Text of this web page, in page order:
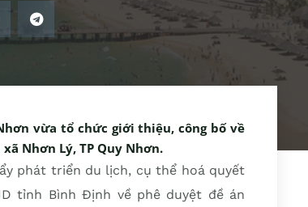
vừa tổ chức giới thiệu, công bố về
Nhơn Lý, TP Quy Nhơn.
phát triển du lịch, cụ thể hoá quyết
tỉnh Bình Định về phê duyệt đề án